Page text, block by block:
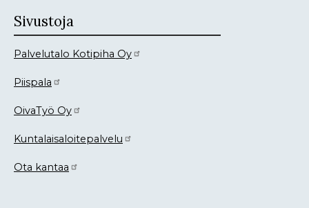
Sivustoja
Palvelutalo Kotipiha Oy
Piispala
OivaTyö Oy
Kuntalaisaloitepalvelu
Ota kantaa